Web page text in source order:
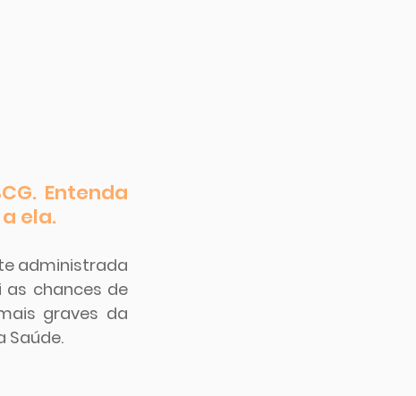
Entenda
ela.
administrada
chances de
graves da
Saúde.